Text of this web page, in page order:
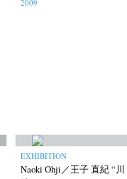
2009
EXHIBITION
Naoki Ohji／王子 直紀 “川